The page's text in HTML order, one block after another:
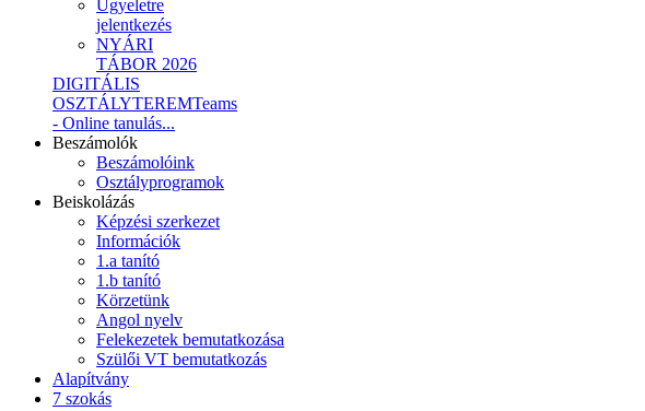
Ügyeletre
jelentkezés
NYÁRI
TÁBOR 2026
DIGITÁLIS
OSZTÁLYTEREMTeams
- Online tanulás...
Beszámolók
Beszámolóink
Osztályprogramok
Beiskolázás
Képzési szerkezet
Információk
1.a tanító
1.b tanító
Körzetünk
Angol nyelv
Felekezetek bemutatkozása
Szülői VT bemutatkozás
Alapítvány
7 szokás